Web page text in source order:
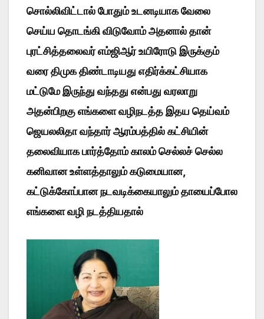
சொல்லிவிட்டால் போதும் உடனடியாக வேலை
செய்ய தொடங்கி விடுவோம் அதனால் தான்
புரட்சித்தலைவர் எம்ஜிஆர் உயிரோடு இருக்கும்
வரை திமுக திண்டாடியது எதிர்க்கட்சியாக
மட்டுமே இருந்து வந்தது என்பது வரலாறு
அதன்பிறகு எங்களை வழிநடத்த இதய தெய்வம்
ஜெயலலிதா வந்தார் ஆரம்பத்தில் கட்சியின்
தலைவியாக பார்த்தோம் காலம் செல்லச் செல்ல
கனிவான உள்ளத்தாலும் கடுமையான,
கட்டுக்கோப்பான நடவடிக்கையாலும் தாயைப்போல
எங்களை வழி நடத்தியதால்